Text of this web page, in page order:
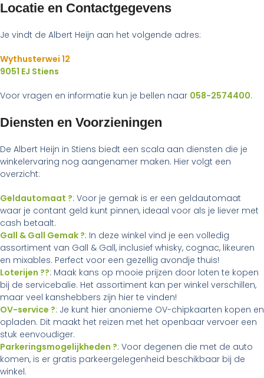
Locatie en Contactgegevens
Je vindt de Albert Heijn aan het volgende adres:
Wythusterwei 12
9051 EJ Stiens
Voor vragen en informatie kun je bellen naar 058-2574400.
Diensten en Voorzieningen
De Albert Heijn in Stiens biedt een scala aan diensten die je
winkelervaring nog aangenamer maken. Hier volgt een
overzicht:
Geldautomaat ?: Voor je gemak is er een geldautomaat
waar je contant geld kunt pinnen, ideaal voor als je liever met
cash betaalt.
Gall & Gall Gemak ?: In deze winkel vind je een volledig
assortiment van Gall & Gall, inclusief whisky, cognac, likeuren
en mixables. Perfect voor een gezellig avondje thuis!
Loterijen ??: Maak kans op mooie prijzen door loten te kopen
bij de servicebalie. Het assortiment kan per winkel verschillen,
maar veel kanshebbers zijn hier te vinden!
OV-service ?: Je kunt hier anonieme OV-chipkaarten kopen en
opladen. Dit maakt het reizen met het openbaar vervoer een
stuk eenvoudiger.
Parkeringsmogelijkheden ?: Voor degenen die met de auto
komen, is er gratis parkeergelegenheid beschikbaar bij de
winkel.